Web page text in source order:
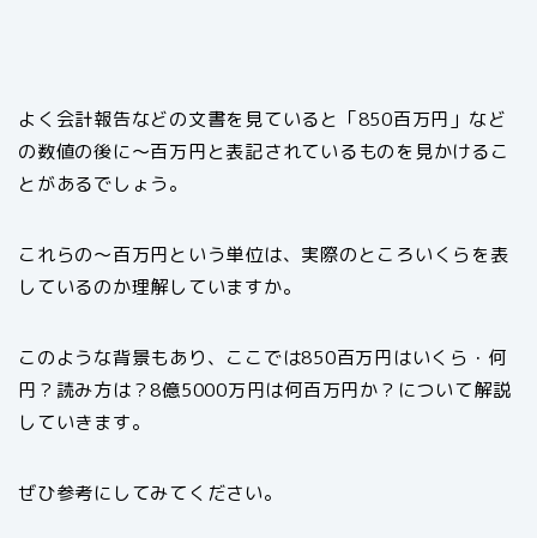
よく会計報告などの文書を見ていると「850百万円」など
の数値の後に～百万円と表記されているものを見かけるこ
とがあるでしょう。
これらの～百万円という単位は、実際のところいくらを表
しているのか理解していますか。
このような背景もあり、ここでは850百万円はいくら・何
円？読み方は？8億5000万円は何百万円か？について解説
していきます。
ぜひ参考にしてみてください。